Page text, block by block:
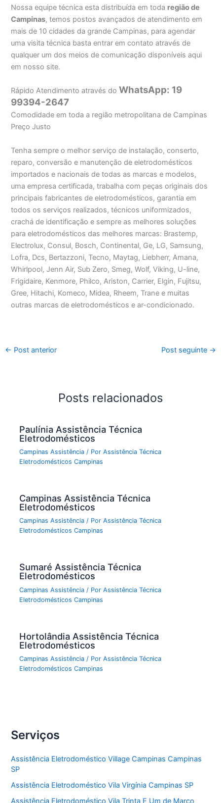
Nossa equipe técnica esta distribuída em toda região de
Campinas, temos postos avançados de atendimento em
mais de 10 cidades da grande Campinas, para agendar
uma visita técnica basta entrar em contato através de
qualquer um dos meios de comunicação disponíveis aqui
em nosso site.
Rápido Atendimento através do WhatsApp: 19
99394-2647
Comodidade em toda a região metropolitana de Campinas
Preço Justo
Tenha sempre o melhor serviço de instalação, conserto,
reparo, conversão e manutenção de eletrodomésticos
importados e nacionais de todas as marcas e modelos,
uma empresa certificada, trabalha com peças originais dos
principais fabricantes de eletrodomésticos, garantia em
todos os serviços realizados, técnicos uniformizados,
crachá de identificação e sempre as melhores soluções
para eletrodomésticos das melhores marcas: Brastemp,
Electrolux, Consul, Bosch, Continental, Ge, LG, Samsung,
Lofra, Dcs, Bertazzoni, Tecno, Maytag, Liebherr, Amana,
Whirlpool, Jenn Air, Sub Zero, Smeg, Wolf, Viking, U-line,
Frigidaire, Kenmore, Philco, Ariston, Carrier, Elgin, Fujitsu,
Gree, Hitachi, Komeco, Midea, Rheem, Trane e muitas
outras marcas de eletrodomésticos e ar-condicionado.
← Post anterior Post seguinte →
Posts relacionados
Paulínia Assistência Técnica
Eletrodomésticos
Campinas Assistência / PorAssistência Técnica
Eletrodomésticos Campinas
Campinas Assistência Técnica
Eletrodomésticos
Campinas Assistência / PorAssistência Técnica
Eletrodomésticos Campinas
Sumaré Assistência Técnica
Eletrodomésticos
Campinas Assistência / PorAssistência Técnica
Eletrodomésticos Campinas
Hortolândia Assistência Técnica
Eletrodomésticos
Campinas Assistência / PorAssistência Técnica
Eletrodomésticos Campinas
Serviços
Assistência Eletrodoméstico Village Campinas Campinas
SP
Assistência Eletrodoméstico Vila Virgínia Campinas SP
Assistência Eletrodoméstico Vila Trinta E Um de Marco